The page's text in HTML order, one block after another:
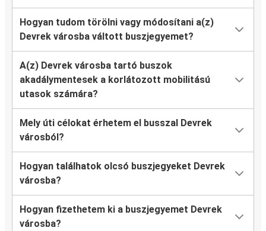
Hogyan tudom törölni vagy módosítani a(z)
Devrek városba váltott buszjegyemet?
A(z) Devrek városba tartó buszok
akadálymentesek a korlátozott mobilitású
utasok számára?
Mely úti célokat érhetem el busszal Devrek
városból?
Hogyan találhatok olcsó buszjegyeket Devrek
városba?
Hogyan fizethetem ki a buszjegyemet Devrek
városba?